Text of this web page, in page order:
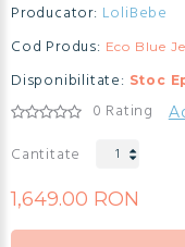
Producator: LoliBebe
Cod Produs: Eco Blue
Disponibilitate: Stoc
0 Rating
Cantitate
1,649.00 RON